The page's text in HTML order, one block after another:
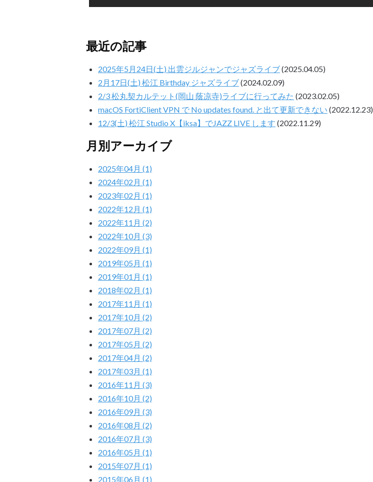
最近の記事
2025年5月24日(土) 出雲ジルジャンでジャズライブ(2025.04.05)
2月17日(土) 松江 Birthday ジャズライブ(2024.02.09)
2/3 松丸契カルテット(岡山 蔭凉寺)ライブに行ってみた (2023.02.05)
macOS FortiClient VPN で No updates found. と出て更新できない (2022.12.23)
12/3(土) 松江 Studio X【iksa】でJAZZ LIVE します (2022.11.29)
月別アーカイブ
2025年04月 (1)
2024年02月 (1)
2023年02月 (1)
2022年12月 (1)
2022年11月 (2)
2022年10月 (3)
2022年09月 (1)
2019年05月 (1)
2019年01月 (1)
2018年02月 (1)
2017年11月 (1)
2017年10月 (2)
2017年07月 (2)
2017年05月 (2)
2017年04月 (2)
2017年03月 (1)
2016年11月 (3)
2016年10月 (2)
2016年09月 (3)
2016年08月 (2)
2016年07月 (3)
2016年05月 (1)
2015年07月 (1)
2015年06月 (1)